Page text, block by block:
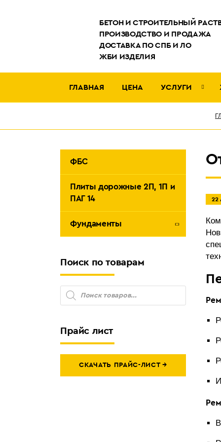
БЕТОН И СТРОИТЕЛЬНЫЙ
ПРОИЗВОДСТВО И ПРОДАЖА
ДОСТАВКА ПО СПБ И ЛО
ЖБИ ИЗДЕЛИЯ
ГЛАВНАЯ ЦЕНА УСЛУГИ
ФБС
Плиты дорожные 2П, 1П и
ПАГ 14
Фундаменты
Поиск по товарам
Поиск
товаров
Прайс лист
СКАЧАТЬ ПРАЙС-ЛИСТ →
22